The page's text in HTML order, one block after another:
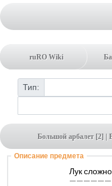
ruRO Wiki
Тип:
Большой арбалет [2] |
Описание предмета
Лук